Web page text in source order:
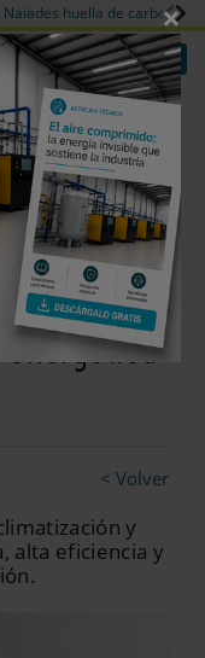
Naiades huella de carbono
Login empresas Registro
a
< Volver
y
alta eficiencia y
×